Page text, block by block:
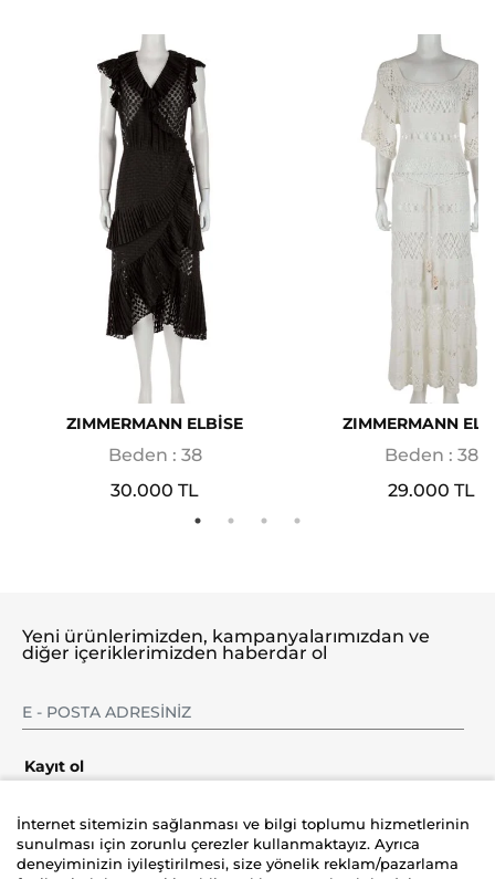
ZIMMERMANN ELBİSE
Beden : 38
30.000 TL
ZIMMERMANN
Beden : 38
29.000 TL
Yeni ürünlerimizden, kampanyalarımızdan ve
diğer içeriklerimizden haberdar ol
Kayıt ol
İnternet sitemizin sağlanması ve bilgi toplumu hizmetlerinin
sunulması için zorunlu çerezler kullanmaktayız. Ayrıca
deneyiminizin iyileştirilmesi, size yönelik reklam/pazarlama